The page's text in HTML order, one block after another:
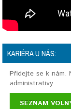
KARIÉRA U NÁS:
Přidejte se k nám.
administrativy
SEZNAM